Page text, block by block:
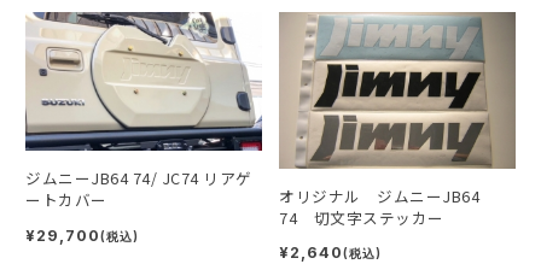
ジムニーJB64 74/ JC74 リアゲ
ートカバー
¥29,700(税込)
オリジナル ジムニーJB64
74 切文字ステッカー
¥2,640(税込)